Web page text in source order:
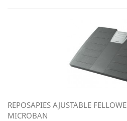
REPOSAPIES AJUSTABLE
MICROBAN